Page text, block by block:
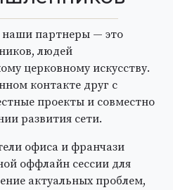
партнеры — это
людей
церковному искусству.
контакте друг с
проекты и совместно
развития сети.
офиса и франчази
оффлайн сессии для
актуальных проблем,